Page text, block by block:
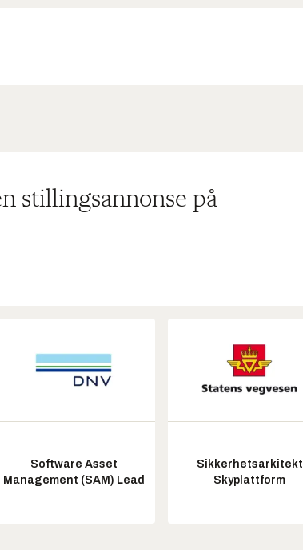
stillingsannonse på
Software Asset
Management (SAM) Lead
Sikkerhetsarkitekt
Skyplattform